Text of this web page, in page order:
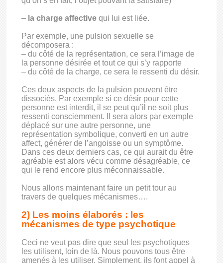
– la charge affective qui lui est liée.
Par exemple, une pulsion sexuelle se
décomposera :
– du côté de la représentation, ce sera l’image de
la personne désirée et tout ce qui s’y rapporte
– du côté de la charge, ce sera le ressenti du désir.
Ces deux aspects de la pulsion peuvent être
dissociés. Par exemple si ce désir pour cette
personne est interdit, il se peut qu’il ne soit plus
ressenti consciemment. Il sera alors par exemple
déplacé sur une autre personne, une
représentation symbolique, converti en un autre
affect, générer de l’angoisse ou un symptôme.
Dans ces deux derniers cas, ce qui aurait du être
agréable est alors vécu comme désagréable, ce
qui le rend encore plus méconnaissable.
Nous allons maintenant faire un petit tour au
travers de quelques mécanismes….
2) Les moins élaborés : les
mécanismes de type psychotique
Ceci ne veut pas dire que seul les psychotiques
les utilisent, loin de là. Nous pouvons tous être
amenés à les utiliser. Simplement, ils font appel à